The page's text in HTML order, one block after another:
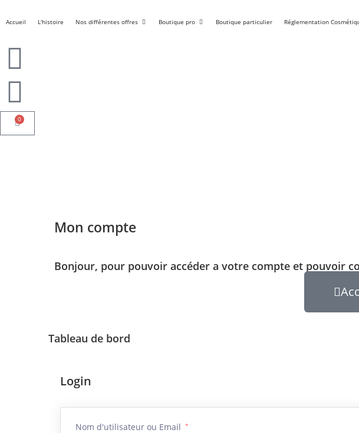
Accueil L'histoire Nos différentes offres Boutique pro Boutique particulier Réglementation
0
Mon compte
Bonjour, pour pouvoir accéder a votre compte et pouvoir
Tableau de bord
Login
Nom d'utilisateur ou Email *